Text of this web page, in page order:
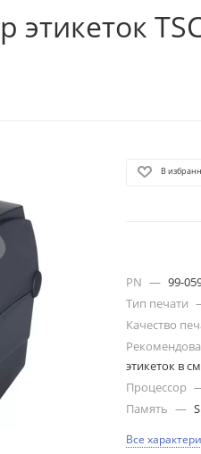
В
PN — 99-
Тип печати
Качество
этикеток в
Процессор
Память —
Все